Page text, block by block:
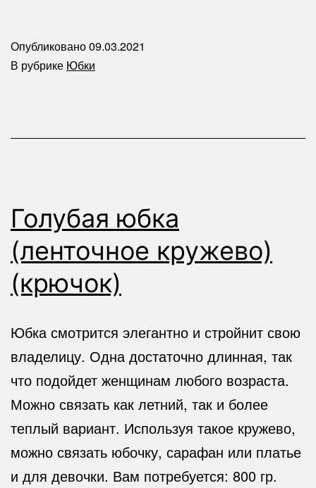
Опубликовано09.03.2021
В рубрике Юбки
Голубая юбка
(ленточное кружево)
(крючок)
Юбка смотрится элегантно и стройнит свою
владелицу. Одна достаточно длинная, так
что подойдет женщинам любого возраста.
Можно связать как летний, так и более
теплый вариант. Используя такое кружево,
можно связать юбочку, сарафан или платье
и для девочки. Вам потребуется: 800 гр.